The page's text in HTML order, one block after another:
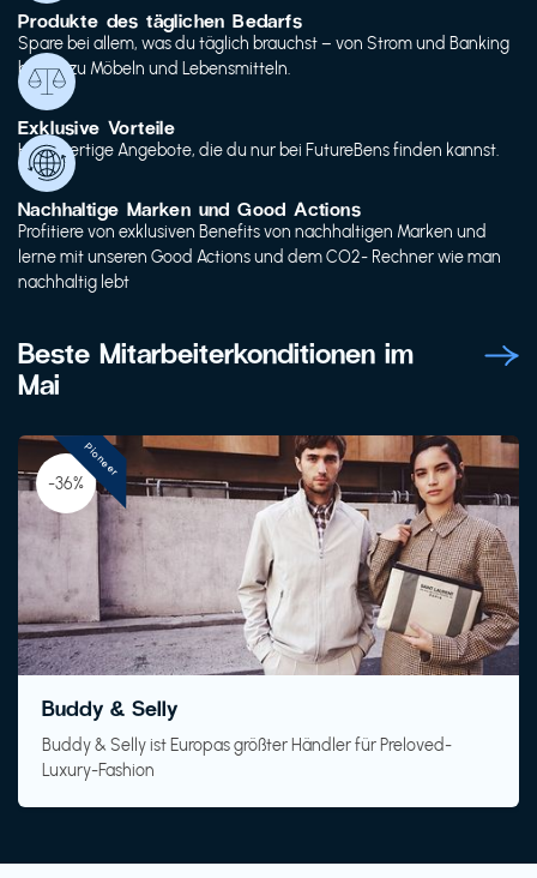
Produkte des täglichen Bedarfs
Spare bei allem, was du täglich brauchst – von Strom und Banking
bis hin zu Möbeln und Lebensmitteln.
Exklusive Vorteile
Hochwertige Angebote, die du nur bei FutureBens finden kannst.
Nachhaltige Marken und Good Actions
Profitiere von exklusiven Benefits von nachhaltigen Marken und
lerne mit unseren Good Actions und dem CO2- Rechner wie man
nachhaltig lebt
Beste Mitarbeiterkonditionen im
Mai
-36%
Buddy & Selly
Buddy & Selly ist Europas größter Händler für Preloved-
Luxury-Fashion
Pioneer